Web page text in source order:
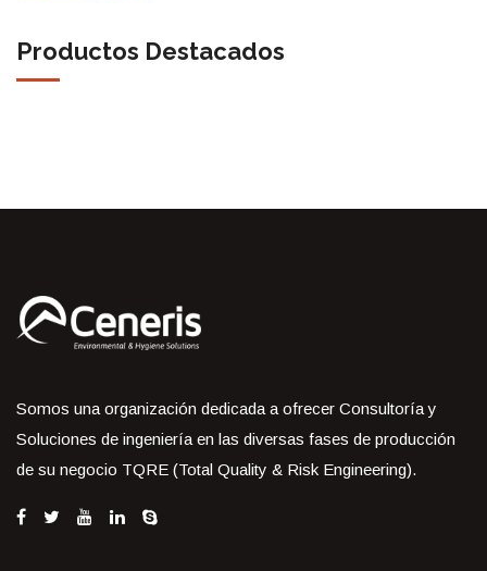
Productos Destacados
Somos una organización dedicada a ofrecer Consultoría y
Soluciones de ingeniería en las diversas fases de producción
de su negocio TQRE (Total Quality & Risk Engineering).